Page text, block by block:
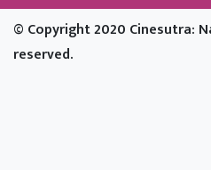
© Copyright 2020 Cinesutra:
reserved.